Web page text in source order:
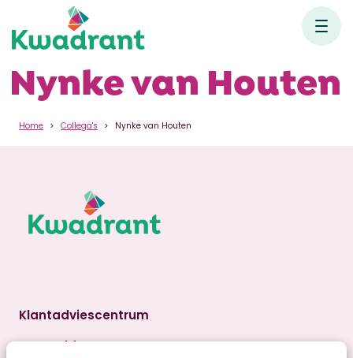
Nynke van Houten
Home Collega's Nynke van Houten
Klantadviescentrum
Aanmelden